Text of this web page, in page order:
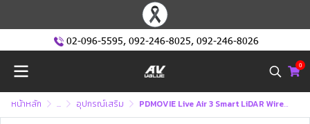
02-096-5595, 092-246-8025, 092-246-8026
0
หน้าหลัก ... อุปกรณ์เสริม PDMOVIE Live Air 3 Smart LiDAR Wireless Focus Lens Control Kit with Grip (PDL-AFX-RA-S)